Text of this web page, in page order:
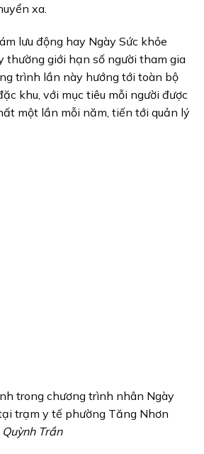
xa.
lưu động hay Ngày Sức khỏe
thường giới hạn số người tham gia
trình lần này hướng tới toàn bộ
khu, với mục tiêu mỗi người được
một lần mỗi năm, tiến tới quản lý
trong chương trình nhân Ngày
trạm y tế phường Tăng Nhơn
Quỳnh Trần